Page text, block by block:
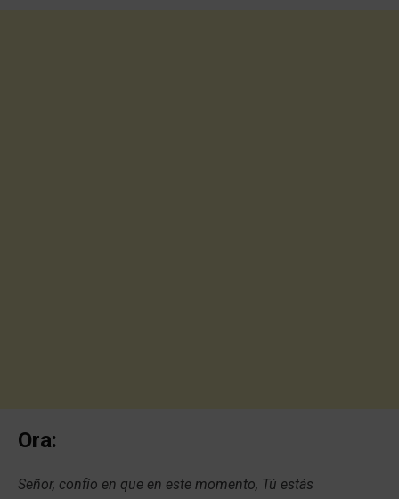
Ora:
Señor, confío en que en este momento, Tú estás